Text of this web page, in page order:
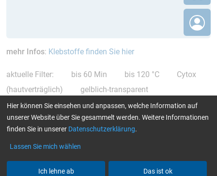
mehr Infos: Klebstoffe finden Sie hier
aktuelle Filter: bis 60 Min bis 120 °C
Cytox
(hautverträglich)
gelblich-transparent
Alle Filter zurücksetzen
Epoxidharz L
Hier können Sie einsehen und anpassen, welche Information auf
unserer Website über Sie gesammelt werden. Weitere Informationen
finden Sie in unserer Datenschutzerklärung.
Lassen Sie mich wählen
Ich lehne ab Das ist ok